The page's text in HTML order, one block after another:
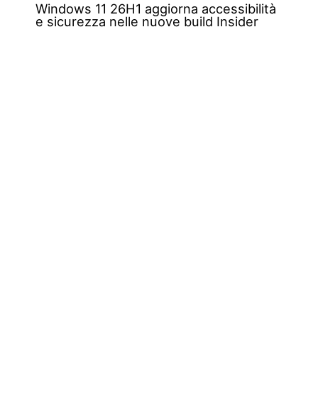
Windows 11 26H1 aggiorna accessibilità
e sicurezza nelle nuove build Insider